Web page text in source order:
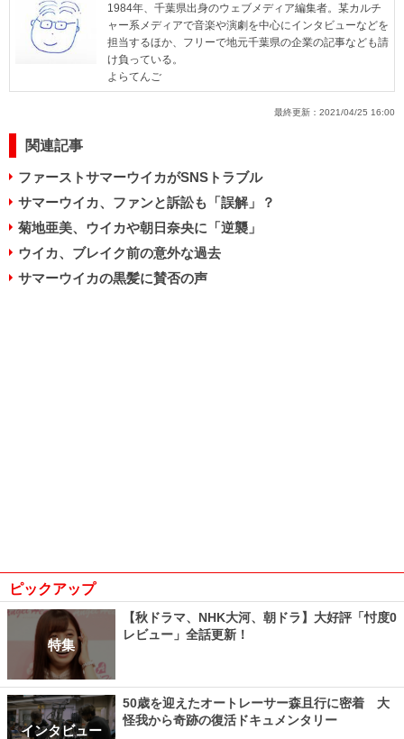
1984年、千葉県出身のウェブメディア編集者。某カルチ
ャー系メディアで音楽や演劇を中心にインタビューなどを
担当するほか、フリーで地元千葉県の企業の記事なども請
け負っている。
よらてんご
最終更新： 2021/04/25 16:00
関連記事
ファーストサマーウイカがSNSトラブル
サマーウイカ、ファンと訴訟も「誤解」？
菊地亜美、ウイカや朝日奈央に「逆襲」
ウイカ、ブレイク前の意外な過去
サマーウイカの黒髪に賛否の声
ピックアップ
特集
【秋ドラマ、NHK大河、朝ドラ】大好評「忖度0
レビュー」全話更新！
インタビュー
50歳を迎えたオートレーサー森且行に密着 大
怪我から奇跡の復活ドキュメンタリー